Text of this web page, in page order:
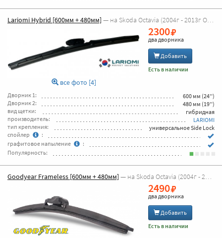
Lariomi Hybrid [600мм + 480мм] — на Skoda Octavia (2004г - 2013г Octavia A5)
все фото [4]
2300
два дворника
Добавить
Есть в наличии
Дворник 1:
600 мм (24'')
Дворник 2:
480 мм (19'')
вид щетки:
гибридная
производитель:
LARIOMI
тип крепления:
универсальное Side Lock
спойлер
:
графитовое напыление
:
Популярность:
Goodyear Frameless [600мм + 480мм] — на Skoda Octavia (2004г - 2013г Octavia A5)
2490
два дворника
Добавить
Есть в наличии